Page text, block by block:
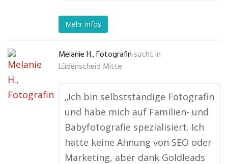
Mehr Infos
Melanie H., Fotografin sucht in
Lüdenscheid Mitte
„Ich bin selbstständige Fotografin
und habe mich auf Familien- und
Babyfotografie spezialisiert. Ich
hatte keine Ahnung von SEO oder
Marketing, aber dank Goldleads